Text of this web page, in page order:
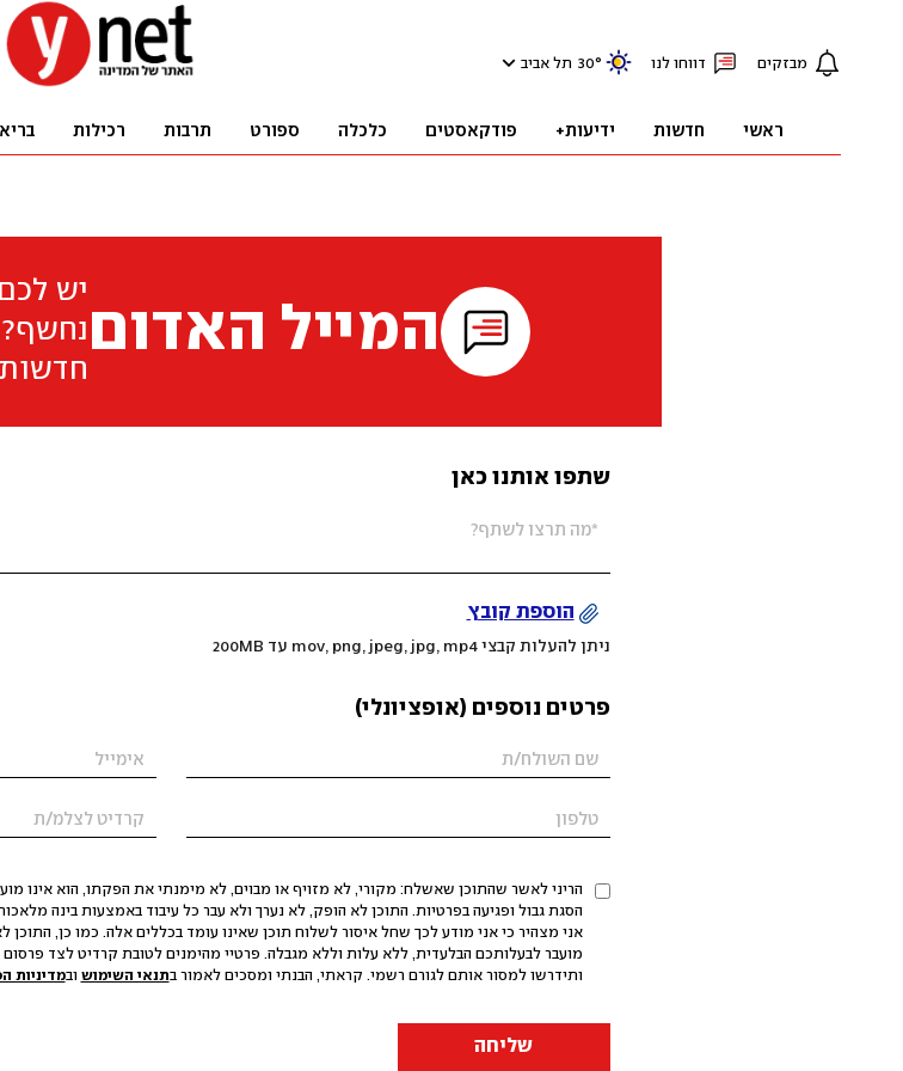
מבזקים דווחו לנו 30° תל אביב
ראשי חדשות ידיעות+ פודקאסטים כלכלה ספורט תרבות רכילות
המייל האדום
יש
נחשף?
שתפו אותנו כאן
הוספת קובץ
ניתן להעלות קבצי mov, png, jpeg, jpg, mp4 עד 200MB
פרטים נוספים (אופציונלי)
הריני לאשר שהתוכן שאשלח: מקורי, לא מזויף או מבוים, לא מימנתי את הפקתו, הוא אינו
אני מצהיר כי אני מודע לכך שחל איסור לשלוח תוכן שאינו עומד בכללים אלה. כמו כן, התוכן
מועבר לבעלותכם הבלעדית, ללא עלות וללא מגבלה. פרטיי מהימנים לטובת קרדיט לצד
ותידרשו למסור אותם לגורם רשמי. קראתי, הבנתי ומסכים לאמור בתנאי השימוש ובמדיניות
שליחה